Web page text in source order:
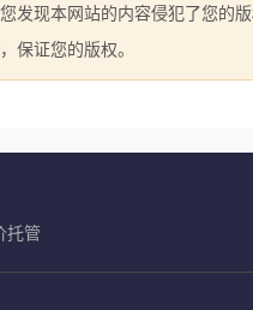
发现本网站的内容侵犯了您的
保证您的版权。
托管